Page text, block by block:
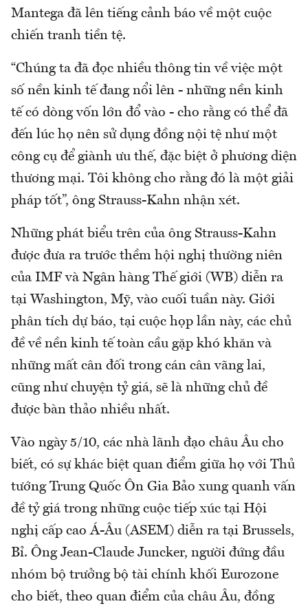
Mantega đã lên tiếng cảnh báo về một cuộc
chiến tranh tiền tệ.
“Chúng ta đã đọc nhiều thông tin về việc một
số nền kinh tế đang nổi lên - những nền kinh
tế có dòng vốn lớn đổ vào - cho rằng có thể đã
đến lúc họ nên sử dụng đồng nội tệ như một
công cụ để giành ưu thế, đặc biệt ở phương diện
thương mại. Tôi không cho rằng đó là một giải
pháp tốt”, ông Strauss-Kahn nhận xét.
Những phát biểu trên của ông Strauss-Kahn
được đưa ra trước thềm hội nghị thường niên
của IMF và Ngân hàng Thế giới (WB) diễn ra
tại Washington, Mỹ, vào cuối tuần này. Giới
phân tích dự báo, tại cuộc họp lần này, các chủ
đề về nền kinh tế toàn cầu gặp khó khăn và
những mất cân đối trong cán cân vãng lai,
cũng như chuyện tỷ giá, sẽ là những chủ đề
được bàn thảo nhiều nhất.
Vào ngày 5/10, các nhà lãnh đạo châu Âu cho
biết, có sự khác biệt quan điểm giữa họ với Thủ
tướng Trung Quốc Ôn Gia Bảo xung quanh vấn
đề tỷ giá trong những cuộc tiếp xúc tại Hội
nghị cấp cao Á-Âu (ASEM) diễn ra tại Brussels,
Bỉ. Ông Jean-Claude Juncker, người đứng đầu
nhóm bộ trưởng bộ tài chính khối Eurozone
cho biết, theo quan điểm của châu Âu, đồng